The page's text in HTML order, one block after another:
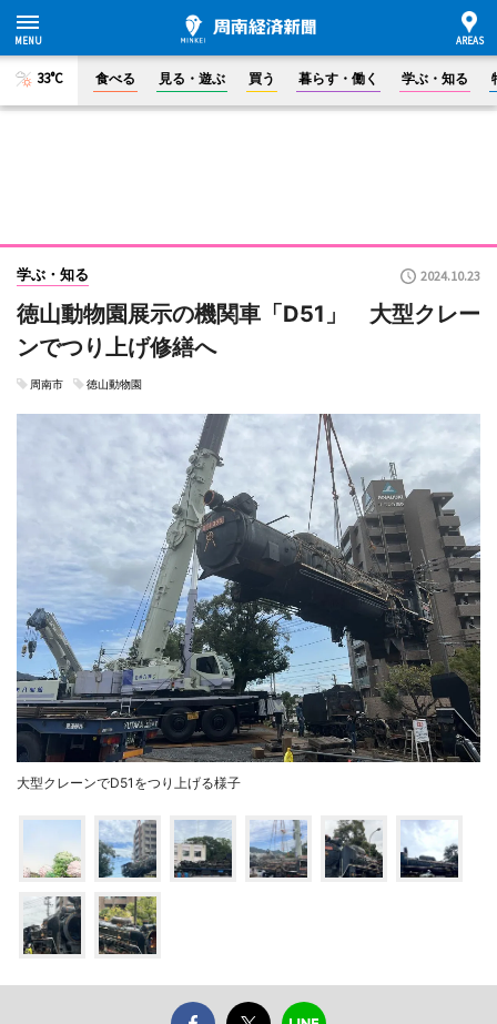
33°C 食べる 見る・遊ぶ 買う 暮らす・働く 学ぶ・知る
学ぶ・知る 2024.10.23
徳山動物園展示の機関車「D51」 大型クレー
ンでつり上げ修繕へ
周南市 徳山動物園
大型クレーンでD51をつり上げる様子